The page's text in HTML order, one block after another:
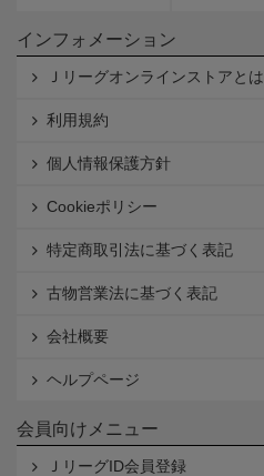
インフォメーション
Ｊリーグオンラインストアとは
利用規約
個人情報保護方針
Cookieポリシー
特定商取引法に基づく表記
古物営業法に基づく表記
会社概要
ヘルプページ
会員向けメニュー
ＪリーグID会員登録